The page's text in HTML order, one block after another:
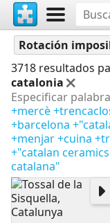
Rotación
3718 resultados
catalonia
Especificar
+mercè
+barcelona
+menjar+cuina
+"catalan
catalana"